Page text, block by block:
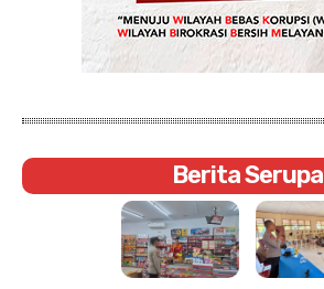
Berita Serupa